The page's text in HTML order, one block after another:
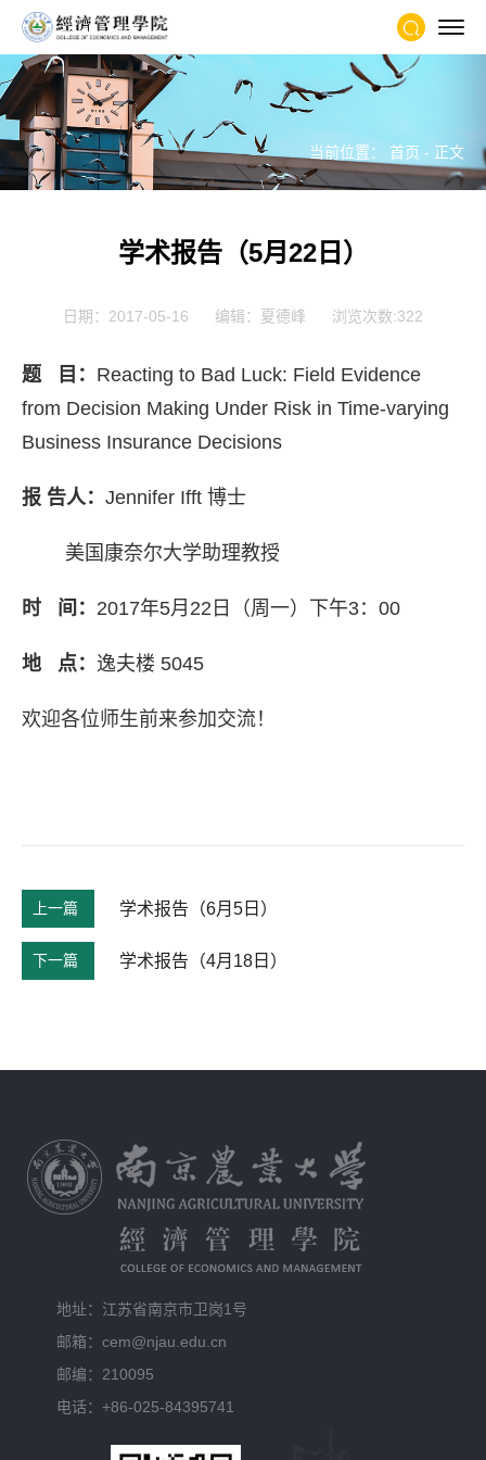
当前位置： 首页 - 正文
学术报告（5月22日）
日期：2017-05-16 编辑：夏德峰 浏览次数:322
题 目： Reacting to Bad Luck: Field Evidence
from Decision Making Under Risk in Time-varying
Business Insurance Decisions
报 告人： Jennifer Ifft 博士
美国康奈尔大学助理教授
时 间： 2017年5月22日（周一）下午3：00
地 点： 逸夫楼 5045
欢迎各位师生前来参加交流！
上一篇 学术报告（6月5日）
下一篇 学术报告（4月18日）
地址：江苏省南京市卫岗1号
邮箱：cem@njau.edu.cn
邮编：210095
电话：+86-025-84395741